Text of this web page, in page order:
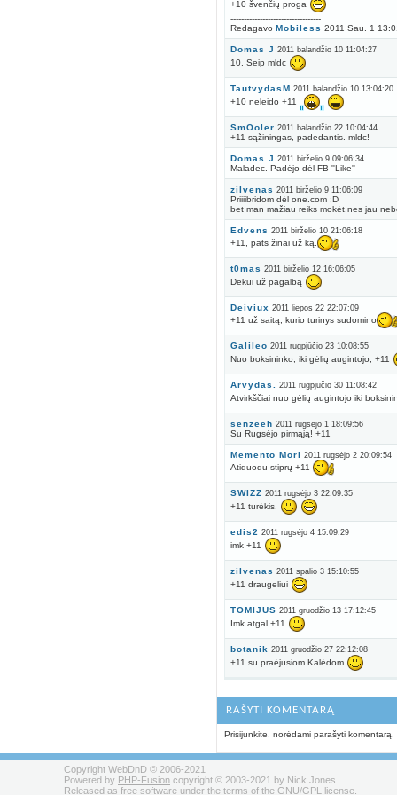
+10 švenčių proga
----------------------------------
RedagavoMobiless 2011 Sau. 1
Domas J 2011 balandžio 10 11:04:27
10. Seip mldc
TautvydasM 2011 balandžio 10 13:04:20
+10 neleido +11
SmOoler 2011 balandžio 22 10:04:44
+11 sąžiningas, padedantis. mldc!
Domas J 2011 birželio 9 09:06:34
Maladec. Padėjo dėl FB ''Like''
zilvenas 2011 birželio 9 11:06:09
Priiiibridom dėl one.com ;D
bet man mažiau reiks mokėt.nes jau
Edvens 2011 birželio 10 21:06:18
+11, pats žinai už ką.
t0mas 2011 birželio 12 16:06:05
Dėkui už pagalbą
Deiviux 2011 liepos 22 22:07:09
+11 už saitą, kurio turinys sudomino
Galileo 2011 rugpjūčio 23 10:08:55
Nuo boksininko, iki gėlių augintojo, +11
Arvydas. 2011 rugpjūčio 30 11:08:42
Atvirkščiai nuo gėlių augintojo iki
senzeeh 2011 rugsėjo 1 18:09:56
Su Rugsėjo pirmąją! +11
Memento Mori 2011 rugsėjo 2 20:09:54
Atiduodu stiprų +11
SWIZZ 2011 rugsėjo 3 22:09:35
+11 turėkis.
edis2 2011 rugsėjo 4 15:09:29
imk +11
zilvenas 2011 spalio 3 15:10:55
+11 draugeliui
TOMIJUS 2011 gruodžio 13 17:12:45
Imk atgal +11
botanik 2011 gruodžio 27 22:12:08
+11 su praėjusiom Kalėdom
RAŠYTI KOMENTARĄ
Prisijunkite, norėdami parašyti komentarą.
Copyright WebDnD © 2006-2021
Powered by PHP-Fusion copyright © 2003-2021 by Nick Jones.
Released as free software under the terms of the GNU/GPL license.